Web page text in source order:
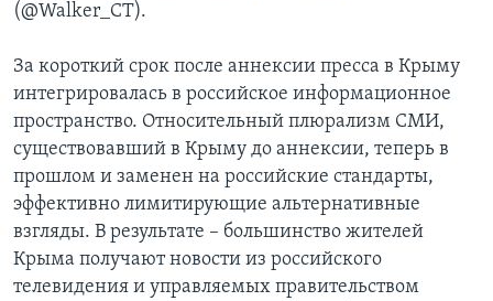
(@Walker_CT).
За короткий срок после аннексии пресса в Крыму
интегрировалась в российское информационное
пространство. Относительный плюрализм СМИ,
существовавший в Крыму до аннексии, теперь в
прошлом и заменен на российские стандарты,
эффективно лимитирующие альтернативные
взгляды. В результате – большинство жителей
Крыма получают новости из российского
телевидения и управляемых правительством